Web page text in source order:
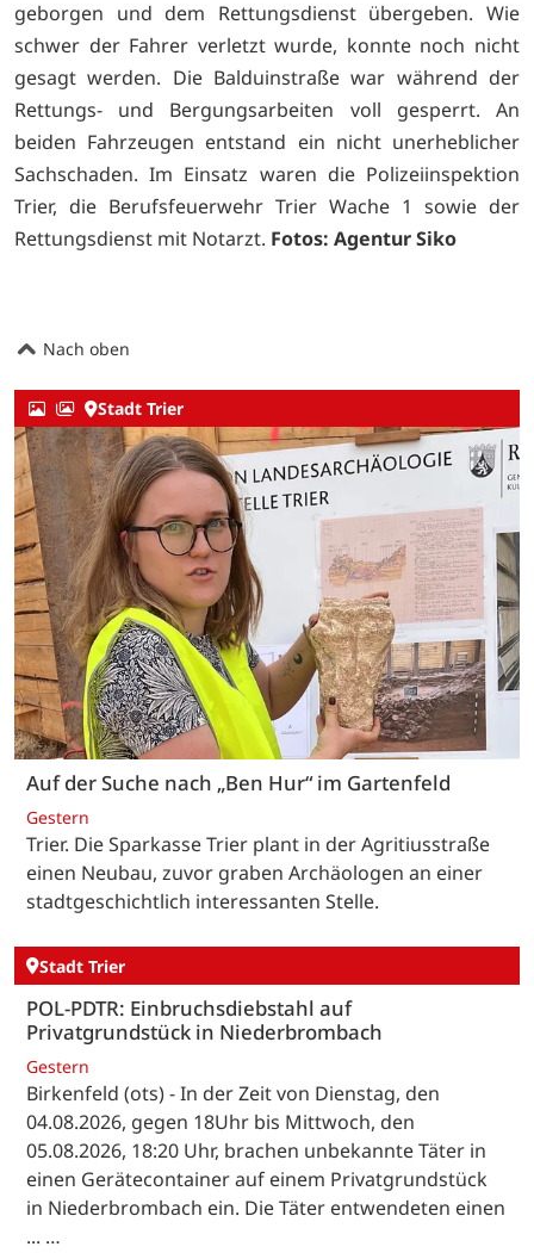
geborgen und dem Rettungsdienst übergeben. Wie
schwer der Fahrer verletzt wurde, konnte noch nicht
gesagt werden. Die Balduinstraße war während der
Rettungs- und Bergungsarbeiten voll gesperrt. An
beiden Fahrzeugen entstand ein nicht unerheblicher
Sachschaden. Im Einsatz waren die Polizeiinspektion
Trier, die Berufsfeuerwehr Trier Wache 1 sowie der
Rettungsdienst mit Notarzt. Fotos: Agentur Siko
Nach oben
Stadt Trier
Auf der Suche nach „Ben Hur“ im Gartenfeld
Gestern
Trier. Die Sparkasse Trier plant in der Agritiusstraße
einen Neubau, zuvor graben Archäologen an einer
stadtgeschichtlich interessanten Stelle.
Stadt Trier
POL-PDTR: Einbruchsdiebstahl auf
Privatgrundstück in Niederbrombach
Gestern
Birkenfeld (ots) - In der Zeit von Dienstag, den
04.08.2026, gegen 18Uhr bis Mittwoch, den
05.08.2026, 18:20 Uhr, brachen unbekannte Täter in
einen Gerätecontainer auf einem Privatgrundstück
in Niederbrombach ein. Die Täter entwendeten einen
... …